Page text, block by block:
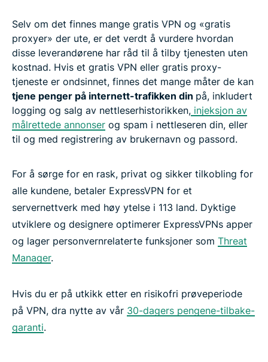
Selv om det finnes mange gratis VPN og «gratis
proxyer» der ute, er det verdt å vurdere hvordan
disse leverandørene har råd til å tilby tjenesten uten
kostnad. Hvis et gratis VPN eller gratis proxy-
tjeneste er ondsinnet, finnes det mange måter de kan
tjene penger på internett-trafikken din på, inkludert
logging og salg av nettleserhistorikken, injeksjon av
målrettede annonser og spam i nettleseren din, eller
til og med registrering av brukernavn og passord.
For å sørge for en rask, privat og sikker tilkobling for
alle kundene, betaler ExpressVPN for et
servernettverk med høy ytelse i 113 land. Dyktige
utviklere og designere optimerer ExpressVPNs apper
og lager personvernrelaterte funksjoner som Threat
Manager.
Hvis du er på utkikk etter en risikofri prøveperiode
på VPN, dra nytte av vår 30-dagers pengene-tilbake-
garanti.